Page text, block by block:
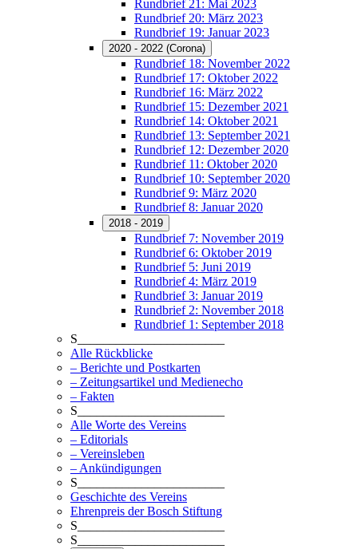
Rundbrief 21: Mai 2023
Rundbrief 20: März 2023
Rundbrief 19: Januar 2023
2020 - 2022 (Corona)
Rundbrief 18: November 2022
Rundbrief 17: Oktober 2022
Rundbrief 16: März 2022
Rundbrief 15: Dezember 2021
Rundbrief 14: Oktober 2021
Rundbrief 13: September 2021
Rundbrief 12: Dezember 2020
Rundbrief 11: Oktober 2020
Rundbrief 10: September 2020
Rundbrief 9: März 2020
Rundbrief 8: Januar 2020
2018 - 2019
Rundbrief 7: November 2019
Rundbrief 6: Oktober 2019
Rundbrief 5: Juni 2019
Rundbrief 4: März 2019
Rundbrief 3: Januar 2019
Rundbrief 2: November 2018
Rundbrief 1: September 2018
S_______________________
Alle Rückblicke
– Berichte und Postkarten
– Zeitungsartikel und Medienecho
– Fakten
S_______________________
Alle Worte des Vereins
– Editorials
– Vereinsleben
– Ankündigungen
S_______________________
Geschichte des Vereins
Ehrenpreis der Bosch Stiftung
S_______________________
S_______________________